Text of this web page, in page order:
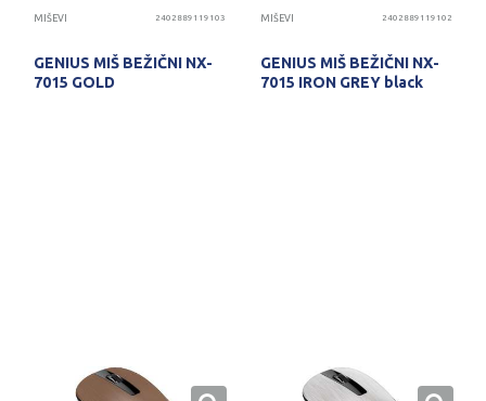
MIŠEVI 2402889119103
GENIUS MIŠ BEŽIČNI NX-
7015 GOLD
MIŠEVI 2402889119102
GENIUS MIŠ BEŽIČNI NX-
7015 IRON GREY black